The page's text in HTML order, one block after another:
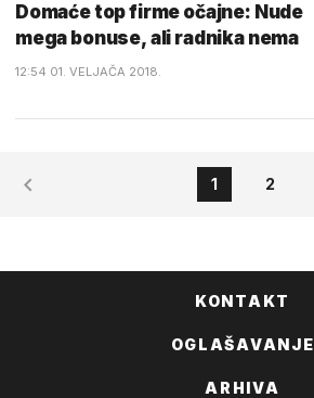
Domaće top firme očajne: Nude
mega bonuse, ali radnika nema
12:54 01. VELJAČA 2018.
1 2
KONTAKT
OGLAŠAVANJE
ARHIVA